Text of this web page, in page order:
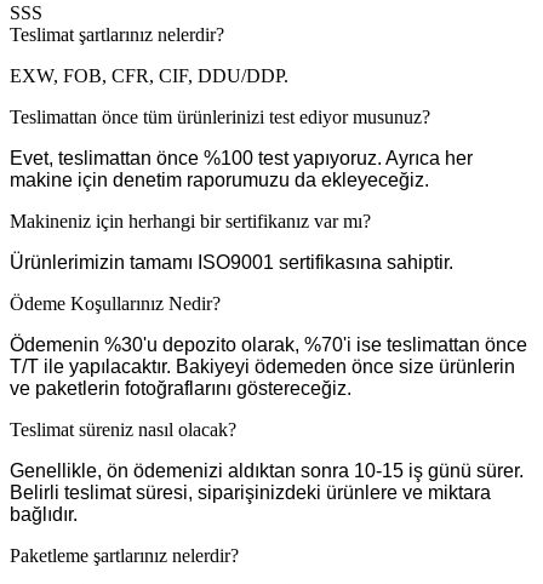
SSS
Teslimat şartlarınız nelerdir?
EXW, FOB, CFR, CIF, DDU/DDP.
Teslimattan önce tüm ürünlerinizi test ediyor musunuz?
Evet, teslimattan önce %100 test yapıyoruz. Ayrıca her
makine için denetim raporumuzu da ekleyeceğiz.
Makineniz için herhangi bir sertifikanız var mı?
Ürünlerimizin tamamı ISO9001 sertifikasına sahiptir.
Ödeme Koşullarınız Nedir?
Ödemenin %30'u depozito olarak, %70'i ise teslimattan önce
T/T ile yapılacaktır. Bakiyeyi ödemeden önce size ürünlerin
ve paketlerin fotoğraflarını göstereceğiz.
Teslimat süreniz nasıl olacak?
Genellikle, ön ödemenizi aldıktan sonra 10-15 iş günü sürer.
Belirli teslimat süresi, siparişinizdeki ürünlere ve miktara
bağlıdır.
Paketleme şartlarınız nelerdir?